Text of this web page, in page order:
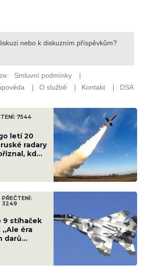
7544
letí 20
radary
kdo
PŘEČTENÍ:
3249
9 stíhaček
„Ale éra
darů